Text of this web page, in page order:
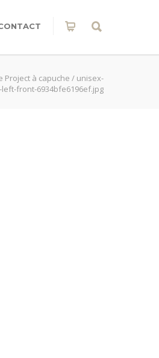
Project à capuche / unisex-
front-6934bfe6196ef.jpg